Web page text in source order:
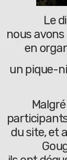
Le
nous avons
en
un pique-
du site, et